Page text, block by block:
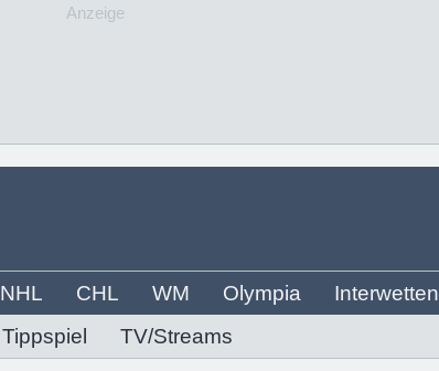
Anzeige
NHL CHL WM Olympia
Interwetten
Tippspiel TV/Streams